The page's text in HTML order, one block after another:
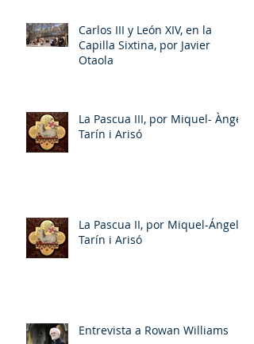
Carlos III y León XIV, en la
Capilla Sixtina, por Javier
Otaola
La Pascua III, por Miquel- Àngel
Tarín i Arisó
La Pascua II, por Miquel-Ángel
Tarín i Arisó
Entrevista a Rowan Williams